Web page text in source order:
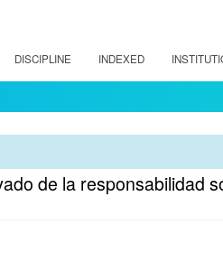
DISCIPLINE INDEXED
de la responsabilidad